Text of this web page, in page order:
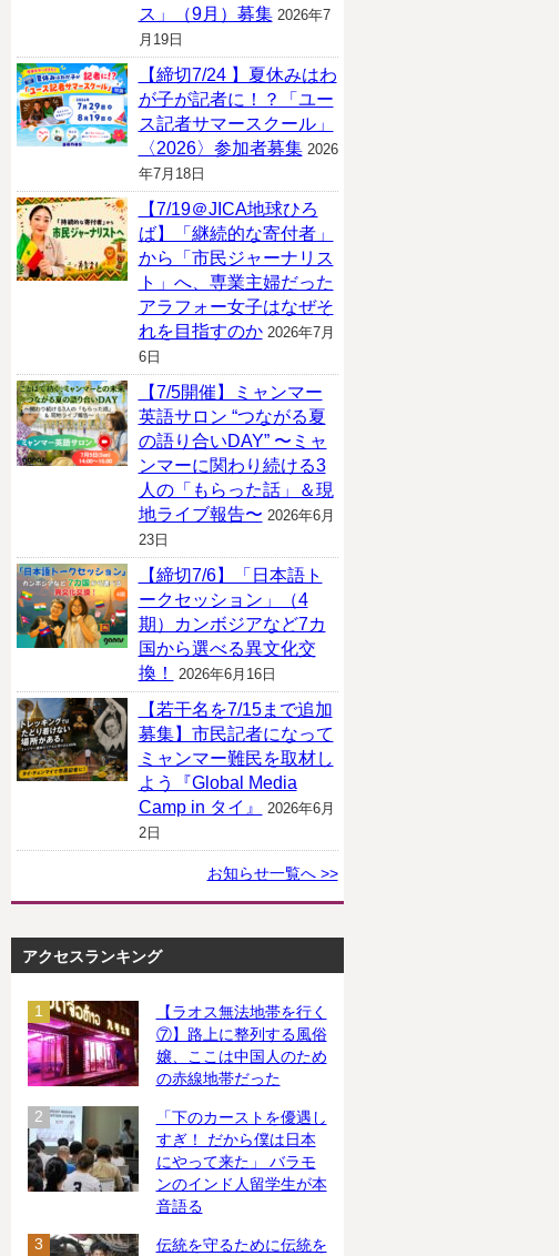
ス」（9月）募集 2026年7
月19日
【締切7/24 】夏休みはわ
が子が記者に！？「ユー
ス記者サマースクール」
〈2026〉参加者募集 2026
年7月18日
【7/19＠JICA地球ひろ
ば】「継続的な寄付者」
から「市民ジャーナリス
ト」へ、専業主婦だった
アラフォー女子はなぜそ
れを目指すのか 2026年7月
6日
【7/5開催】ミャンマー
英語サロン “つながる夏
の語り合いDAY” 〜ミャ
ンマーに関わり続ける3
人の「もらった話」＆現
地ライブ報告〜 2026年6月
23日
【締切7/6】「日本語ト
ークセッション」（4
期）カンボジアなど7カ
国から選べる異文化交
換！
2026年6月16日
【若干名を7/15まで追加
募集】市民記者になって
ミャンマー難民を取材し
よう『Global Media
Camp in タイ』
2026年6月
2日
お知らせ一覧へ >>
アクセスランキング
【ラオス無法地帯を行く
⑦】路上に整列する風俗
嬢、ここは中国人のため
の赤線地帯だった
「下のカーストを優遇し
すぎ！ だから僕は日本
にやって来た」 バラモ
ンのインド人留学生が本
音語る
伝統を守るために伝統を